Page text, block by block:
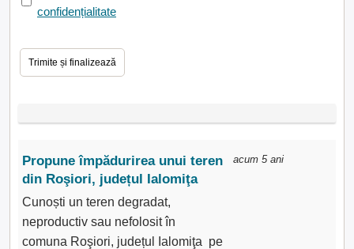
confidențialitate
Propune împădurirea unui teren
din Roşiori, județul Ialomiţa
Cunoști un teren degradat,
neproductiv sau nefolosit în
comuna Roşiori, județul Ialomiţa pe
acum 5 ani